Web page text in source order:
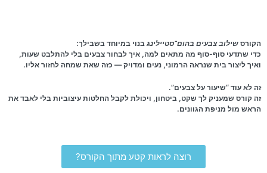
הקורס שילוב צבעים בהום־סטיילינג בנוי במיוחד בשבילך:
כדי שתדעי סוף-סוף מה מתאים למה, איך לבחור צבעים בלי להתלבט שעות,
ואיך ליצור בית שנראה הרמוני, נעים ומדויק — כזה שאת שמחה לחזור אליו.
זה לא עוד “שיעור על צבעים”.
זה קורס שמעניק לך שקט, ביטחון, ויכולת לקבל החלטות עיצוביות בלי לאבד את
הראש מול מניפת הגוונים.
רוצה לראות קטע מתוך הקורס?